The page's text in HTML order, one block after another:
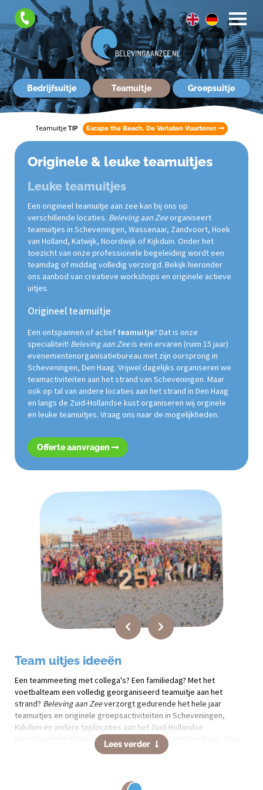
Bedrijfsuitje Teamuitje Groepsuitje
FAQ
Contact
Teamuitje TIP Escape the Beach, De Verlaten Vuurtoren
Originele & leuke teamuitjes
Leuke teamuitjes
Een origineel teamuitje aan zee kan bij ons op
verschillende locaties. Beleving aan Zeeorganiseert
teamuitjes in Scheveningen, Wassenaar, Zandvoort, Hoek
van Holland, Katwijk, Noordwijk of Kijkduin. Onder het
toezicht van onze professionele begeleiding wordt een
teamdag of middag volledig verzorgd. Bekijk hieronder
ons aanbod van creatieve workshops en originele actieve
uitjes.
Origineel teamuitje
Een ontspannen of actief teamuitje? Dat is onze
specialiteit! Beleving aan Zeeis een ervaren (ruim 15 jaar)
evenementenorganisatiebureau met zijn oorsprong in
Scheveningen, Den Haag. Vrijwel dagelijks organiseren we
teamactiviteiten aan het strand van Scheveningen. Maar
ook op tal van andere locaties aan het strand in Den Haag
en langs de Zuid-Hollandse kust organiseren wij orginele
en leuke teamuitjes. Vraag ons naar de mogelijkheden.
Offerte aanvragen
Lees verder
Team uitjes ideeën
Een teammeeting met collega's? Een familiedag? Met het
voetbalteam een volledig georganiseerd teamuitje aan het
strand? Beleving aan Zeeverzorgt gedurende het hele jaar
teamuitjes en originele groepsactiviteiten in Scheveningen,
Kijkduin en andere toplocaties aan het Zuid-Hollandse
Noordzeestrand. Vaak in de nabije omgeving van Den Haag. Maar
ook in Hoek van Holland en Zandvoort.